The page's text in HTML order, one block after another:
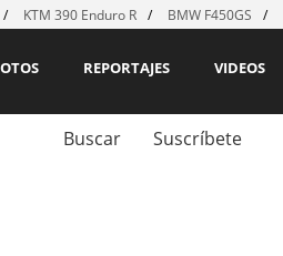
KTM 390 Enduro R BMW F450GS
VIDEOS
REPORTAJES
Buscar Suscríbete